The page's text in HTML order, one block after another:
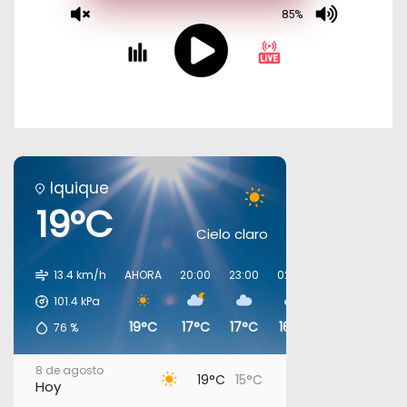
Iquique
19°C Cielo claro
13.4 km/h
101.4kPa
76 %
AHORA
19°C
20:00
17°C
23:00
17°C
02:00
16°C
8 de agosto
Hoy 19°C 15°C